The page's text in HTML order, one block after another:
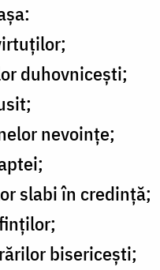
duhovnicești;
nevoințe;
slabi în credință;
bisericești;